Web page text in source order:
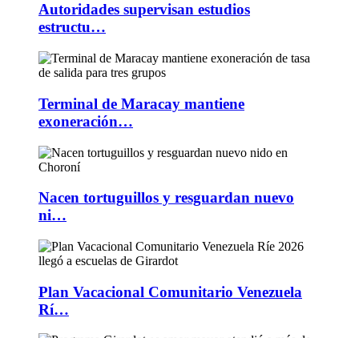
Autoridades supervisan estudios
estructu…
Terminal de Maracay mantiene
exoneración…
Nacen tortuguillos y resguardan nuevo
ni…
Plan Vacacional Comunitario Venezuela
Rí…